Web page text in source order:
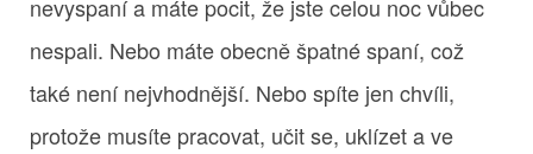
nevyspaní a máte pocit, že jste celou noc vůbec
nespali. Nebo máte obecně špatné spaní, což
také není nejvhodnější. Nebo spíte jen chvíli,
protože musíte pracovat, učit se, uklízet a ve